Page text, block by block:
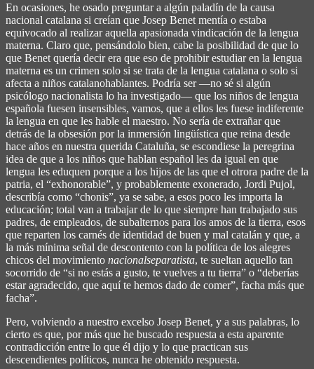
En ocasiones, he osado preguntar a algún paladín de la causa
nacional catalana si creían que Josep Benet mentía o estaba
equivocado al realizar aquella apasionada vindicación de la lengua
materna. Claro que, pensándolo bien, cabe la posibilidad de que lo
que Benet quería decir era que eso de prohibir estudiar en la lengua
materna es un crimen solo si se trata de la lengua catalana o solo si
afecta a niños catalanohablantes. Podría ser ―no sé si algún
psicólogo nacionalista lo ha investigado― que los niños de lengua
española fuesen insensibles, vamos, que a ellos les fuese indiferente
la lengua en que les hable el maestro. No sería de extrañar que
detrás de la obsesión por la inmersión lingüística que reina desde
hace años en nuestra querida Cataluña, se escondiese la peregrina
idea de que a los niños que hablan español les da igual en que
lengua les eduquen porque a los hijos de las que el otrora padre de la
patria, el “exhonorable”, y probablemente exonerado, Jordi Pujol,
describía como “chonis”, ya se sabe, a esos poco les importa la
educación; total van a trabajar de lo que siempre han trabajado sus
padres, de empleados, de subalternos para los amos de la tierra, esos
que reparten los carnés de identidad de buen y mal catalán y que, a
la más mínima señal de descontento con la política de los alegres
chicos del movimiento nacionalseparatista, te sueltan aquello tan
socorrido de “si no estás a gusto, te vuelves a tu tierra” o “deberías
estar agradecido, que aquí te hemos dado de comer”, facha más que
facha”.
Pero, volviendo a nuestro excelso Josep Benet, y a sus palabras, lo
cierto es que, por más que he buscado respuesta a esta aparente
contradicción entre lo que él dijo y lo que practican sus
descendientes políticos, nunca he obtenido respuesta.